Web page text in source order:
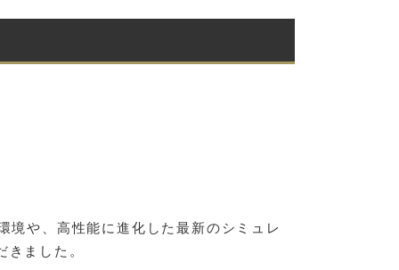
境や、高性能に進化した最新のシミュレ
ました。